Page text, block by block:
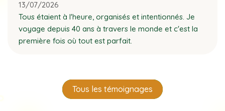
13/07/2026
Tous étaient à l'heure, organisés et intentionnés. Je
voyage depuis 40 ans à travers le monde et c'est la
première fois où tout est parfait.
Tous les témoignages